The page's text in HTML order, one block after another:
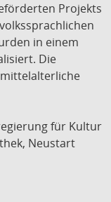
Projekts
in einem
Die
für Kultur
Neustart